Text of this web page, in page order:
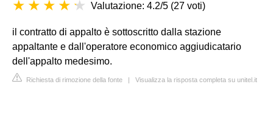
Valutazione: 4.2/5 (27 voti)
il contratto di appalto è sottoscritto dalla stazione
appaltante e dall'operatore economico aggiudicatario
dell'appalto medesimo.
Richiesta di rimozione della fonte | Visualizza la risposta completa su unitel.it